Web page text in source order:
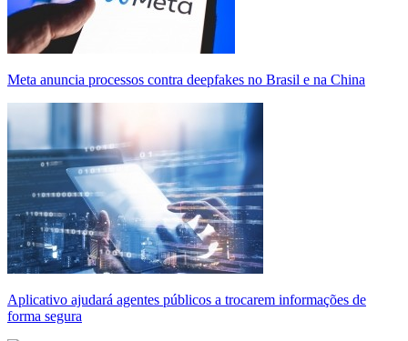
Meta anuncia processos contra deepfakes no Brasil e na China
Aplicativo ajudará agentes públicos a trocarem informações de
forma segura